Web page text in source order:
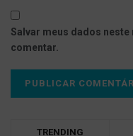
Salvar meus dados neste
comentar.
TRENDING